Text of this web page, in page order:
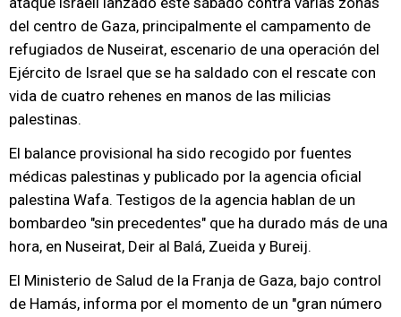
del centro de Gaza, principalmente el campamento de
refugiados de Nuseirat, escenario de una operación del
Ejército de Israel que se ha saldado con el rescate con
vida de cuatro rehenes en manos de las milicias
palestinas.
El balance provisional ha sido recogido por fuentes
médicas palestinas y publicado por la agencia oficial
palestina Wafa. Testigos de la agencia hablan de un
bombardeo "sin precedentes" que ha durado más de una
hora, en Nuseirat, Deir al Balá, Zueida y Bureij.
El Ministerio de Salud de la Franja de Gaza, bajo control
de Hamás, informa por el momento de un "gran número